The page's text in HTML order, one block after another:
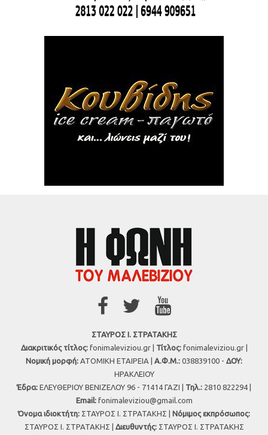
ΣΤΑΥΡΟΣ Ι. ΣΤΡΑΤΑΚΗΣ
Διακριτικός τίτλος:fonimaleviziou.gr | Τίτλος:fonimaleviziou.gr |
Νομική μορφή: ΑΤΟΜΙΚΗ ΕΤΑΙΡΕΙΑ | Α.Φ.Μ.: 038839100 - ΔΟΥ:
ΗΡΑΚΛΕΙΟΥ
Έδρα: ΕΛΕΥΘΕΡΙΟΥ ΒΕΝΙΖΕΛΟΥ 96 - 71414 ΓΑΖΙ | Τηλ.: 2810 822294 |
Εmail: fonimaleviziou@gmail.com
Όνομα ιδιοκτήτη: ΣΤΑΥΡΟΣ Ι. ΣΤΡΑΤΑΚΗΣ | Νόμιμος εκπρόσωπος:
ΣΤΑΥΡΟΣ Ι. ΣΤΡΑΤΑΚΗΣ | Διευθυντής:ΣΤΑΥΡΟΣ Ι. ΣΤΡΑΤΑΚΗΣ